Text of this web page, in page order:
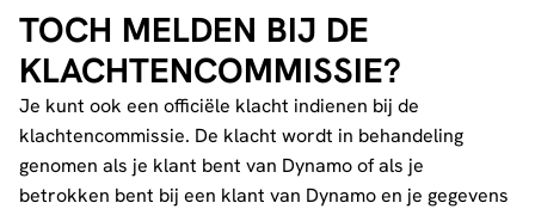
TOCH MELDEN BIJ DE
KLACHTENCOMMISSIE?
Je kunt ook een officiële klacht indienen bij de
klachtencommissie. De klacht wordt in behandeling
genomen als je klant bent van Dynamo of als je
betrokken bent bij een klant van Dynamo en je gegevens